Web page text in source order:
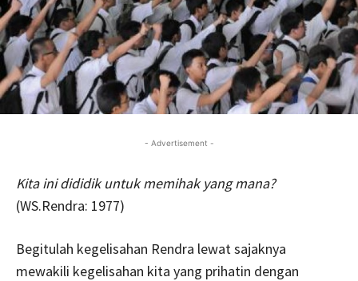
- Advertisement -
Kita ini dididik untuk memihak yang mana?
(WS.Rendra: 1977)
Begitulah kegelisahan Rendra lewat sajaknya
mewakili kegelisahan kita yang prihatin dengan